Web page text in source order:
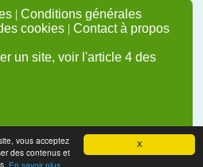
X
vous acceptez
des contenus et
En savoir plus
| Conditions générales
cookies | Contact à propos
un site, voir l'article 4 des